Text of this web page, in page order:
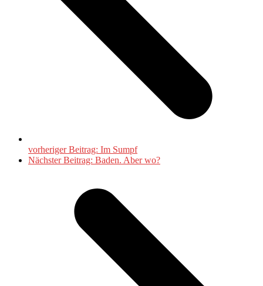
vorheriger Beitrag: Im Sumpf
Nächster Beitrag: Baden. Aber wo?